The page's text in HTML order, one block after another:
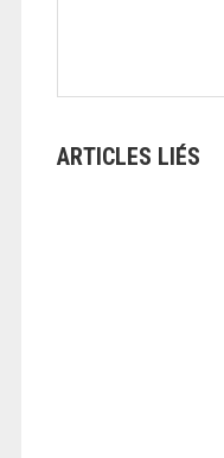
ARTICLES LIÉS